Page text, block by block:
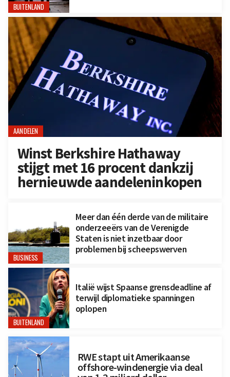
BUITENLAND
AANDELEN
Winst Berkshire Hathaway
stijgt met 16 procent dankzij
hernieuwde aandeleninkopen
BUSINESS
Meer dan één derde van de militaire
onderzeeërs van de Verenigde
Staten is niet inzetbaar door
problemen bij scheepswerven
BUITENLAND
Italië wijst Spaanse grensdeadline af
terwijl diplomatieke spanningen
oplopen
RWE stapt uit Amerikaanse
offshore-windenergie via deal